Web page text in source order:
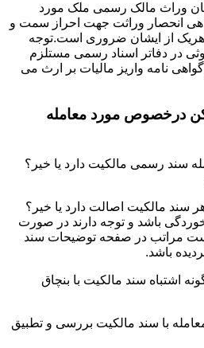
وراث مالک رسمی ملک مورد
انحصار وراثت جهت احراز سمت و
هریک از ایشان ضروری است.توجه
در دفاتر اسناد رسمی مستلزم
نامه واریز مالیات بر ارث می
درخصوص مورد معامله
سند رسمی مالکیت دارد یا خیر؟
مالکیت اصالت دارد یا خیر؟
باشد و توجه دارند در صورت
مراتب در صفحه توضیحات سند
باشد.
اشتباه سند مالکیت با بنچاق
با سند مالکیت بررسی و تطبیق